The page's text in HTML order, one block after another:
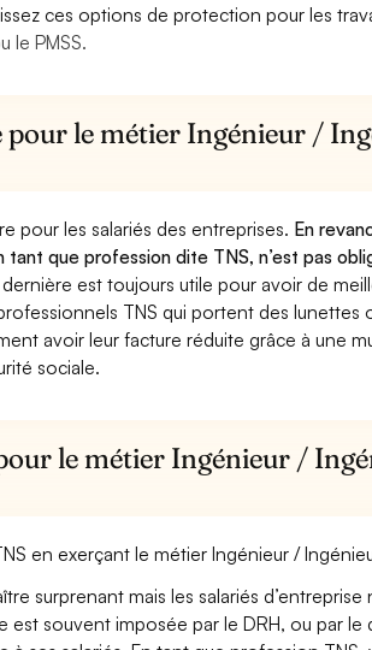
ces options de protection pour les
le PMSS.
le métier Ingénieur /
pour les salariés des entreprises. En
que profession dite TNS, n’est pas
est toujours utile pour avoir de
TNS qui portent des lunettes
avoir leur facture réduite grâce à une
sociale.
le métier Ingénieur /
en exerçant le métier Ingénieur /
surprenant mais les salariés d’entreprise
souvent imposée par le DRH, ou par le